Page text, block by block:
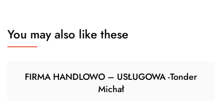
You may also like these
FIRMA HANDLOWO – USŁUGOWA -Tonder
Michał